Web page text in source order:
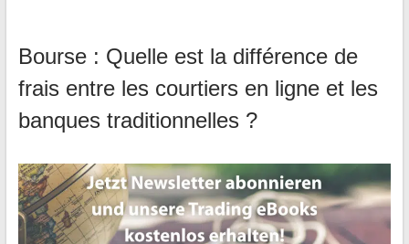
Bourse : Quelle est la différence de
frais entre les courtiers en ligne et les
banques traditionnelles ?